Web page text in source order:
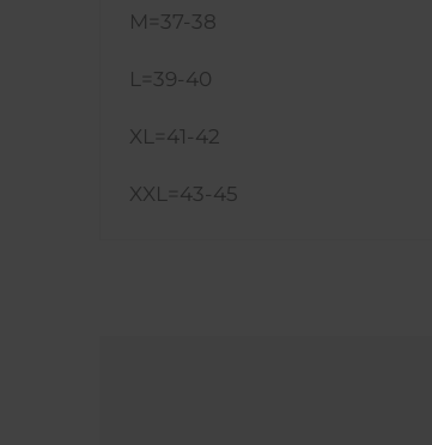
M=37-38
L=39-40
XL=41-42
XXL=43-45